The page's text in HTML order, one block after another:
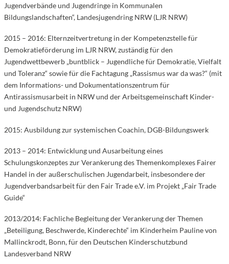
Jugendverbände und Jugendringe in Kommunalen
Bildungslandschaften“, Landesjugendring NRW (LJR NRW)
2015 – 2016: Elternzeitvertretung in der Kompetenzstelle für
Demokratieförderung im LJR NRW, zuständig für den
Jugendwettbewerb „buntblick – Jugendliche für Demokratie, Vielfalt
und Toleranz“ sowie für die Fachtagung „Rassismus war da was?“ (mit
dem Informations- und Dokumentationszentrum für
Antirassismusarbeit in NRW und der Arbeitsgemeinschaft Kinder-
und Jugendschutz NRW)
2015: Ausbildung zur systemischen Coachin, DGB-Bildungswerk
2013 – 2014: Entwicklung und Ausarbeitung eines
Schulungskonzeptes zur Verankerung des Themenkomplexes Fairer
Handel in der außerschulischen Jugendarbeit, insbesondere der
Jugendverbandsarbeit für den Fair Trade e.V. im Projekt „Fair Trade
Guide“
2013/2014: Fachliche Begleitung der Verankerung der Themen
„Beteiligung, Beschwerde, Kinderechte“ im Kinderheim Pauline von
Mallinckrodt, Bonn, für den Deutschen Kinderschutzbund
Landesverband NRW